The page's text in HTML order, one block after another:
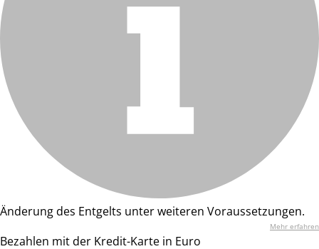
Änderung des Entgelts unter weiteren Voraussetzungen.
Mehr erfahren
Bezahlen mit der Kredit-Karte in Euro